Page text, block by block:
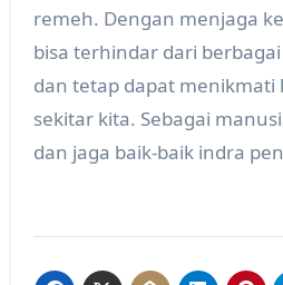
remeh. Dengan menjaga
bisa terhindar dari
dan tetap dapat menikmati
sekitar kita. Sebagai
dan jaga baik-baik indra